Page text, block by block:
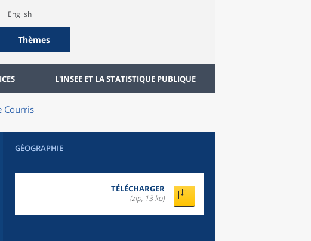
English
Thèmes
L'INSEE ET LA STATISTIQUE PUBLIQUE
Courris
GÉOGRAPHIE
TÉLÉCHARGER
(zip, 13 ko)